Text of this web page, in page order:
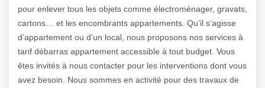
pour enlever tous les objets comme électroménager, gravats,
cartons… et les encombrants appartements. Qu’il s’agisse
d’appartement ou d’un local, nous proposons nos services à
tarif débarras appartement accessible à tout budget. Vous
êtes invités à nous contacter pour les interventions dont vous
avez besoin. Nous sommes en activité pour des travaux de